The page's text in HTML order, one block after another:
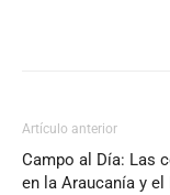
Artículo anterior
Campo al Día: Las
en la Araucanía y